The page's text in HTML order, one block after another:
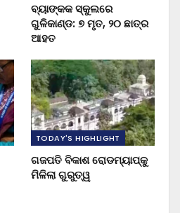
ବ୍ୟାଙ୍କକ ସ୍କୁଲରେ
ଗୁଳିକାଣ୍ଡ: ୭ ମୃତ, ୨୦ ଛାତ୍ର
ଆହତ
TODAY'S HIGHLIGHT
ଗଜପତି ବିକାଶ ରୋଡମ୍ୟାପ୍‌କୁ
ମିଳିଲା ଗୁରୁତ୍ୱ